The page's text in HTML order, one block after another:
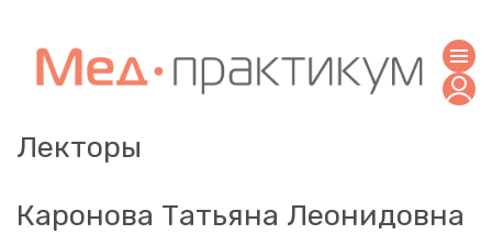
Лекторы
Каронова Татьяна Леонидовна